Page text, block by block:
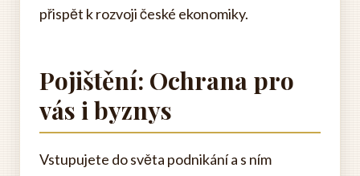
přispět k rozvoji české ekonomiky.
Pojištění: Ochrana pro
vás i byznys
Vstupujete do světa podnikání a s ním